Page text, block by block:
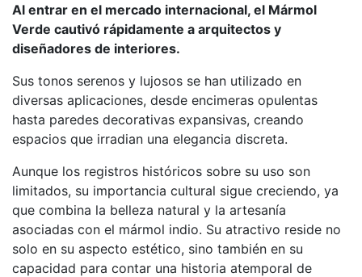
Al entrar en el mercado internacional, el Mármol
Verde cautivó rápidamente a arquitectos y
diseñadores de interiores.
Sus tonos serenos y lujosos se han utilizado en
diversas aplicaciones, desde encimeras opulentas
hasta paredes decorativas expansivas, creando
espacios que irradian una elegancia discreta.
Aunque los registros históricos sobre su uso son
limitados, su importancia cultural sigue creciendo, ya
que combina la belleza natural y la artesanía
asociadas con el mármol indio. Su atractivo reside no
solo en su aspecto estético, sino también en su
capacidad para contar una historia atemporal de